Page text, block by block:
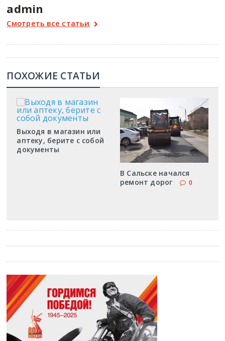
admin
Смотреть все статьи
ПОХОЖИЕ СТАТЬИ
Выходя в магазин или
аптеку, берите с собой
документы
В Сальске начался
ремонт дорог
0